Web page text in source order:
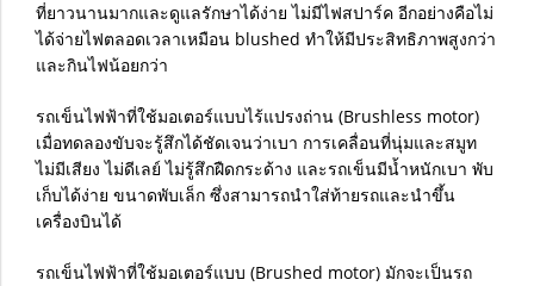
ที่ยาวนานมากและดูแลรักษาได้ง่าย ไม่มีไฟสปาร์ค อีกอย่างคือไม่
ได้จ่ายไฟตลอดเวลาเหมือน blushed ทำให้มีประสิทธิภาพสูงกว่า
และกินไฟน้อยกว่า
รถเข็นไฟฟ้าที่ใช้มอเตอร์แบบไร้แปรงถ่าน (Brushless motor)
เมื่อทดลองขับจะรู้สึกได้ชัดเจนว่าเบา การเคลื่อนที่นุ่มและสมูท
ไม่มีเสียง ไม่ดีเลย์ ไม่รู้สึกฝืดกระด้าง และรถเข็นมีน้ำหนักเบา พับ
เก็บได้ง่าย ขนาดพับเล็ก ซึ่งสามารถนำใส่ท้ายรถและนำขึ้น
เครื่องบินได้
รถเข็นไฟฟ้าที่ใช้มอเตอร์แบบ (Brushed motor) มักจะเป็นรถ